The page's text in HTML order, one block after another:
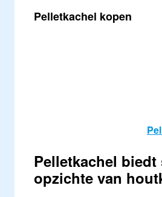
Pelletkachel kopen
Pelletkachel
opzichte van